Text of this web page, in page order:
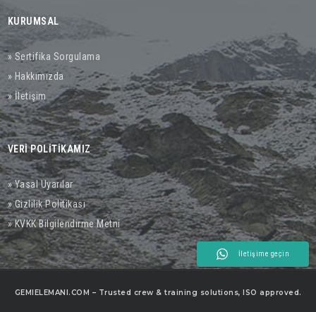
KURUMSAL
» Sertifika Sorgulama
» Hakkımızda
» İletişim
VERİ POLİTİKAMIZ
» Yasal Uyarılar
» Gizlilik Politikası
» KVKK Bilgilendirme Metni
GEMIELEMANI.COM – Trusted crew & training solutions, ISO approved.
İletişime geçin